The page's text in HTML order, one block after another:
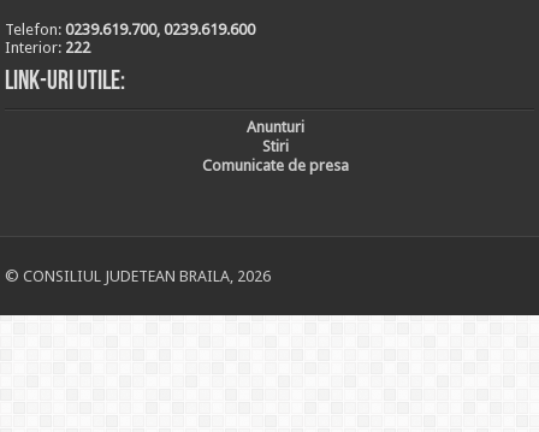
Telefon:0239.619.700, 0239.619.600
Interior: 222
Link-uri utile:
Anunturi
Stiri
Comunicate de presa
© CONSILIUL JUDETEAN BRAILA, 2026